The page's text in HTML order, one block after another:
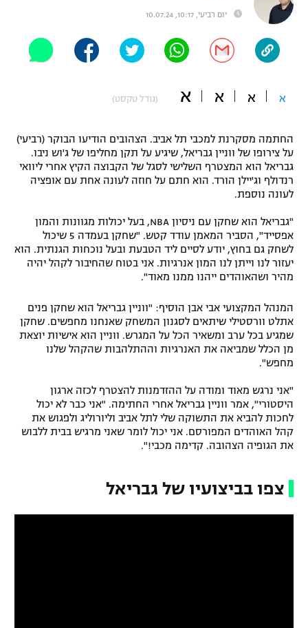
תקנון עבור פעילות אלקטרה
תקנון עבור פעילות ספורט 1 – "מרלן"
גיימינג E-Sports
תנאי שימוש
מדיניות פרטיות
תקנון פעילות ספורט 1
רשיון להקרנה פומבית לבית עסק
הצטרפות לחבילת הערוצים
לוח דרושים – ג'ובנט
תגיות
היאבקות WWE
אופניים
כדורמים
פוטבול אמריקאי NFL
בייסבול MLB
אומנויות לחימה
יום רביעי, 10:17, 10.07.24
א א א א (גודל טקסט)
החתמה מסקרנת למכבי תל אביב. הצהובים הודיעו הבוקר (רביעי)
על צירופו של ווניין גבריאל, שיגיע על תקן מחליפו של ג'וש ניבו.
גבריאל הוא המצטרף השלישי לסגל של הקבוצה הקיץ אחרי ליוואי
רנדולף וג'יילן הורד. הוא חתם על חוזה לעונה אחת עם אופציה
לעונה נוספת.
"גבריאל הוא שחקן עם ניסיון NBA, בעל יכולות מגוונות והמון
אפסייד", הסביר המאמן עודד קטש. "שחקן בעמדה 5 שיכול
לשחק גם בחוץ, יודע לסיים ליד הטבעת ובעל נוכחות הגנתית. הוא
יעזור לנו וייתן לנו המון אנרגיות. אני בטוח שהחיבור לקהל יהיה
מהיר ושהאוהדים ייהנו ממנו מאוד".
המנהל המקצועי אבי אבן הוסיף: "ווניין גבריאל הוא שחקן פנים
אתלט וורסטילי שיתאים לסגנון המשחק שאנחנו מחפשים. שחקן
שמגיע בכל ערב ומשאיר הכל על המגרש. ווניין הוא אישיות יוצאת
מן הכלל שמביאה את האנרגיות וההתלהבות שהקהל שלנו
מחפש".
"אני נרגש מאוד ומודה על ההזדמנות להצטרף לכזה ארגון
היסטורי", אמר ווניין גבריאל אחרי החתימה. "אני כבר לא יכול
לחכות להביא את התשוקה שלי לתל אביב וליורוליג ולפגוש את
קהל האוהדים המפורסם. אני יכול לומר שאני מרגיש בבית ללבוש
את הגופיה הצהובה. קדימה מכבי!".
צפו בביצועיו של גבריאל